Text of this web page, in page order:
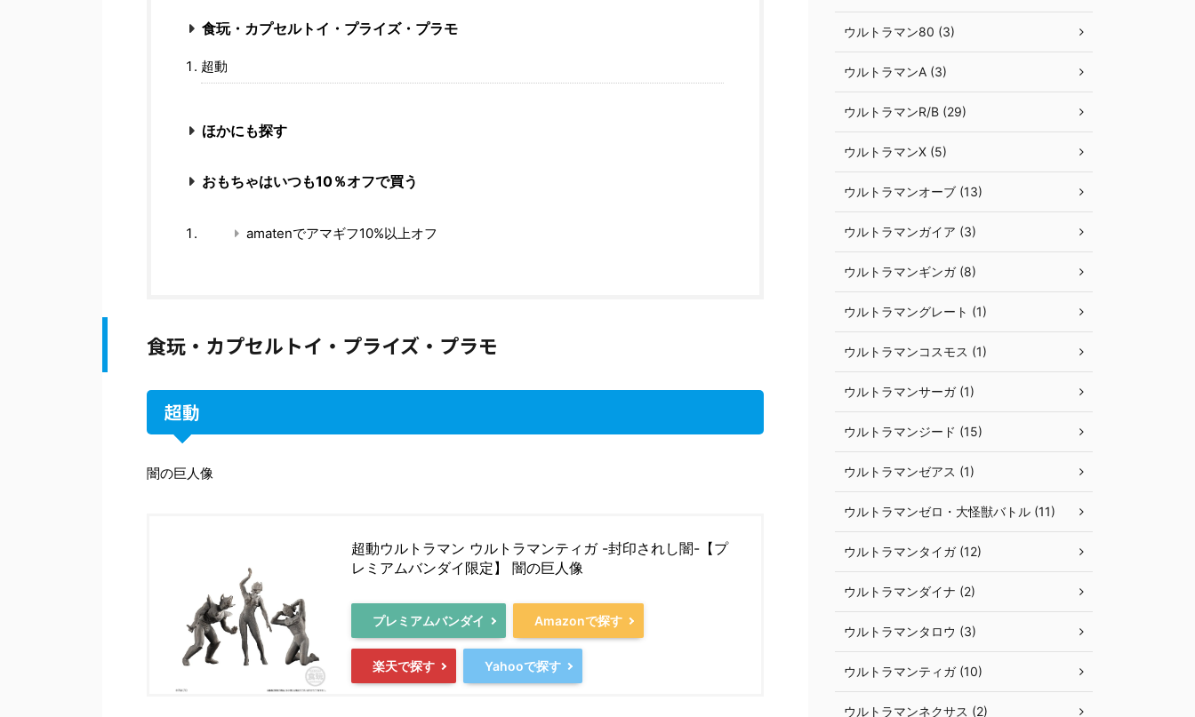
食玩・カプセルトイ・プライズ・プラモ
超動
ほかにも探す
おもちゃはいつも10％オフで買う
amatenでアマギフ10%以上オフ
食玩・カプセルトイ・プライズ・プラモ
超動
闇の巨人像
超動ウルトラマン ウルトラマンティガ -封印されし闇-【プ
レミアムバンダイ限定】 闇の巨人像
プレミアムバンダイ Amazonで探す
楽天で探す Yahooで探す
ウルトラマン80 (3)
ウルトラマンA (3)
ウルトラマンR/B (29)
ウルトラマンX (5)
ウルトラマンオーブ (13)
ウルトラマンガイア (3)
ウルトラマンギンガ (8)
ウルトラマングレート (1)
ウルトラマンコスモス (1)
ウルトラマンサーガ (1)
ウルトラマンジード (15)
ウルトラマンゼアス (1)
ウルトラマンゼロ・大怪獣バトル (11)
ウルトラマンタイガ (12)
ウルトラマンダイナ (2)
ウルトラマンタロウ (3)
ウルトラマンティガ (10)
ウルトラマンネクサス (2)